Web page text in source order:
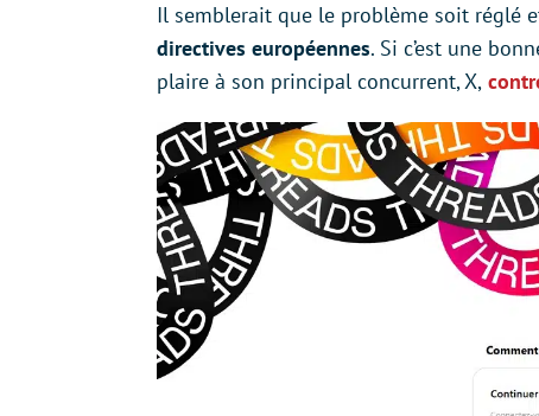
Il semblerait que le problème soit réglé
directives européennes. Si c’est une
plaire à son principal concurrent, X,